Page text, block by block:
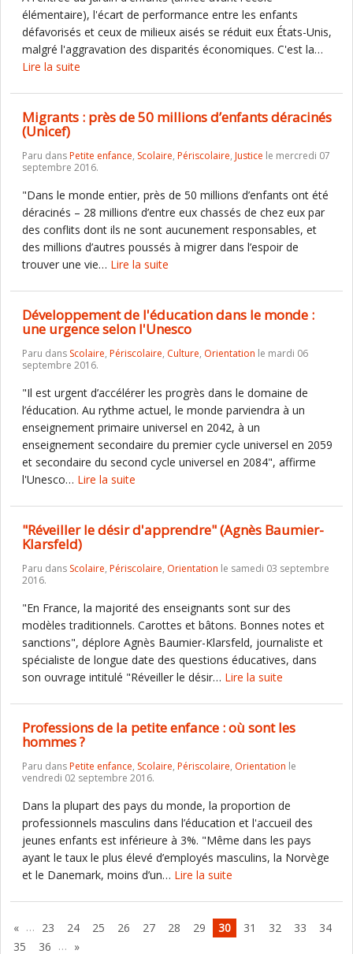
élémentaire), l'écart de performance entre les enfants
défavorisés et ceux de milieux aisés se réduit eux États-Unis,
malgré l'aggravation des disparités économiques. C'est la…
Lire la suite
Migrants : près de 50 millions d’enfants déracinés
(Unicef)
Paru dansPetite enfance, Scolaire, Périscolaire, Justice le mercredi 07
septembre 2016.
"Dans le monde entier, près de 50 millions d’enfants ont été
déracinés – 28 millions d’entre eux chassés de chez eux par
des conflits dont ils ne sont aucunement responsables, et
des millions d’autres poussés à migrer dans l’espoir de
trouver une vie… Lire la suite
Développement de l'éducation dans le monde :
une urgence selon l'Unesco
Paru dans Scolaire, Périscolaire, Culture, Orientation le mardi 06
septembre 2016.
"Il est urgent d’accélérer les progrès dans le domaine de
l’éducation. Au rythme actuel, le monde parviendra à un
enseignement primaire universel en 2042, à un
enseignement secondaire du premier cycle universel en 2059
et secondaire du second cycle universel en 2084", affirme
l'Unesco… Lire la suite
"Réveiller le désir d'apprendre" (Agnès Baumier-
Klarsfeld)
Paru dans Scolaire, Périscolaire, Orientation le samedi 03 septembre
2016.
"En France, la majorité des enseignants sont sur des
modèles traditionnels. Carottes et bâtons. Bonnes notes et
sanctions", déplore Agnès Baumier-Klarsfeld, journaliste et
spécialiste de longue date des questions éducatives, dans
son ouvrage intitulé "Réveiller le désir… Lire la suite
Professions de la petite enfance : où sont les
hommes ?
Paru dansPetite enfance, Scolaire, Périscolaire, Orientation le
vendredi 02 septembre 2016.
Dans la plupart des pays du monde, la proportion de
professionnels masculins dans l’éducation et l'accueil des
jeunes enfants est inférieure à 3%. "Même dans les pays
ayant le taux le plus élevé d’employés masculins, la Norvège
et le Danemark, moins d’un… Lire la suite
« … 23 24 25 26 27 28 29 30 31 32 33
34
35
36 … »